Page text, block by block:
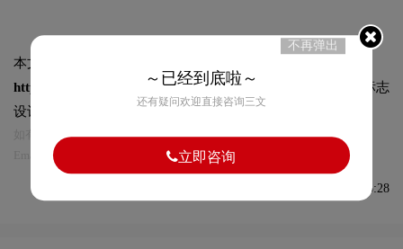
本文标题和链接
https://logo9.net/works/8501.html转载时请注明出处为诗宸标志
设计及本链接!
如有内容侵犯您的合法权益，请及时与我们联系
Email:75696531@qq.com，我们将第一时间安排删除。
发布于2022-03-16 09:25:28
不再弹出
～已经到底啦～
还有疑问欢迎直接咨询三文
立即咨询